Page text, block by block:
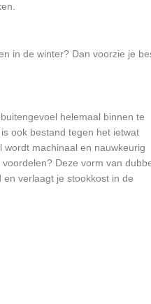
in de winter? Dan voorzie je
helemaal binnen te
ook bestand tegen het ietwat
machinaal en nauwkeurig
Deze vorm van
verlaagt je stookkost in de